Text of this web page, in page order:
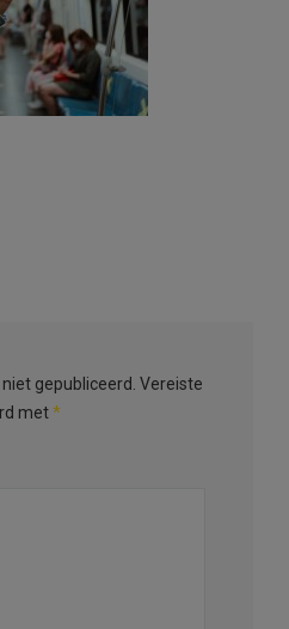
gepubliceerd. Vereiste
met*